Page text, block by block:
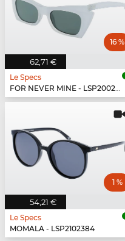
62,71 €
16 %
Le Specs
FOR NEVER MINE - LSP2002267
54,21 €
1 %
Le Specs
MOMALA - LSP2102384